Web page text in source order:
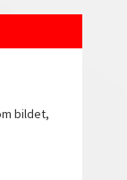
bildet,